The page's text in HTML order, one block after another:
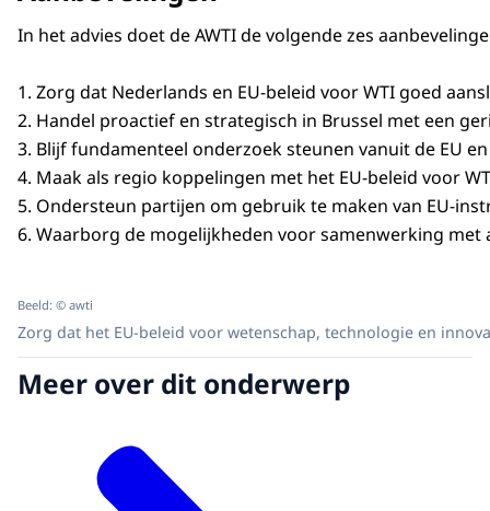
In het advies doet de AWTI de volgende zes
1. Zorg dat Nederlands en EU-beleid voor WTI goed
2. Handel proactief en strategisch in Brussel met een
3. Blijf fundamenteel onderzoek steunen vanuit de EU
4. Maak als regio koppelingen met het EU-beleid voor
5. Ondersteun partijen om gebruik te maken van EU-
6. Waarborg de mogelijkheden voor samenwerking
Beeld: © awti
Zorg dat het EU-beleid voor wetenschap, technologie en
Meer over dit onderwerp